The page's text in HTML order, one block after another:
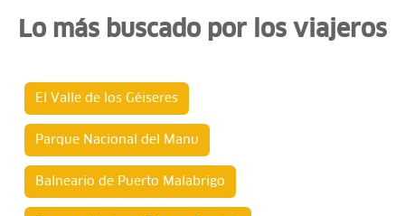
Lo más buscado por los viajeros
El Valle de los Géiseres
Parque Nacional del Manu
Balneario de Puerto Malabrigo